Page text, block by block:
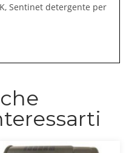
Sentinet detergente per